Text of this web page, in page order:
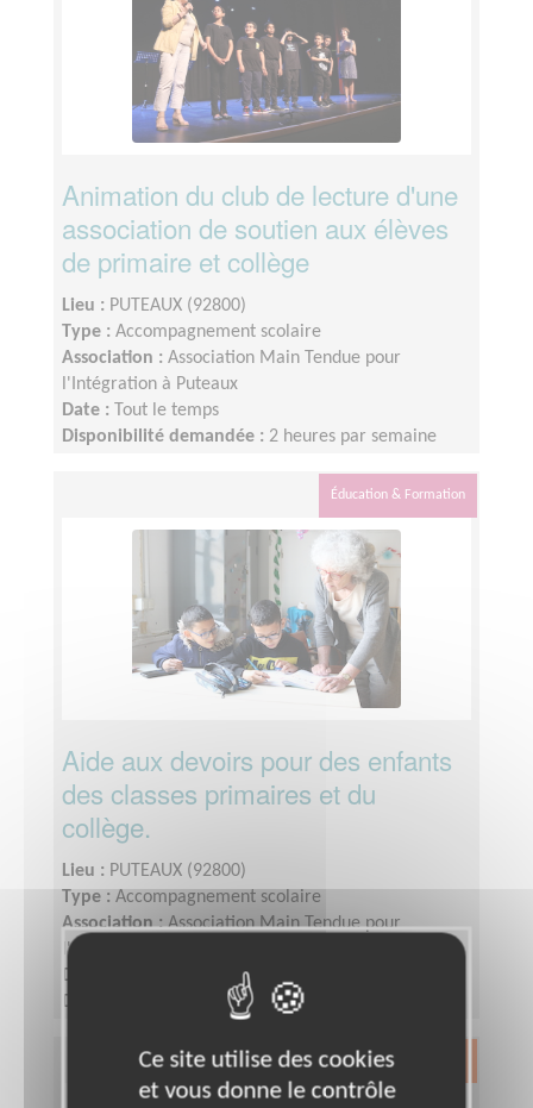
Animation du club de lecture d'une
association de soutien aux élèves
de primaire et collège
Lieu : PUTEAUX (92800)
Type : Accompagnement scolaire
Association : Association Main Tendue pour
l'Intégration à Puteaux
Date :
Tout le temps
Disponibilité demandée : 2 heures par semaine
Éducation & Formation
Aide aux devoirs pour des enfants
des classes primaires et du
collège.
Lieu : PUTEAUX (92800)
Type : Accompagnement scolaire
Association :Association Main Tendue pour
l'Intégration à Puteaux
Date :
Disponibilité demandée :
1 à 2 fois par semaine
Exclusion & Pauvreté
Ce site utilise des cookies
et vous donne le contrôle